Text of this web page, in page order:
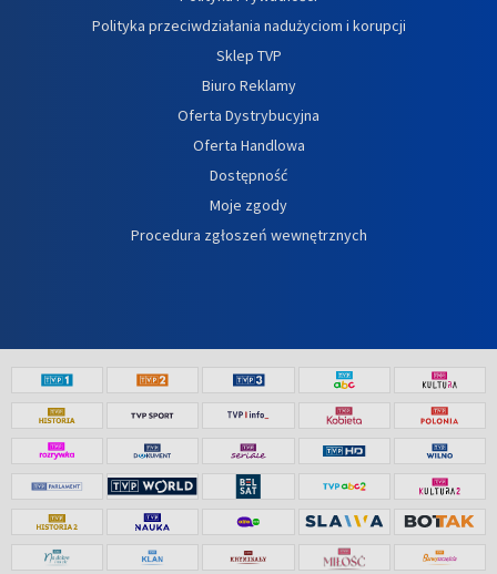
Polityka przeciwdziałania nadużyciom i korupcji
Sklep TVP
Biuro Reklamy
Oferta Dystrybucyjna
Oferta Handlowa
Dostępność
Moje zgody
Procedura zgłoszeń wewnętrznych